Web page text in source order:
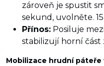
zároveň je spustit
sekund, uvolněte.
Přínos: Posiluje
stabilizují horní část
Mobilizace hrudní páteře